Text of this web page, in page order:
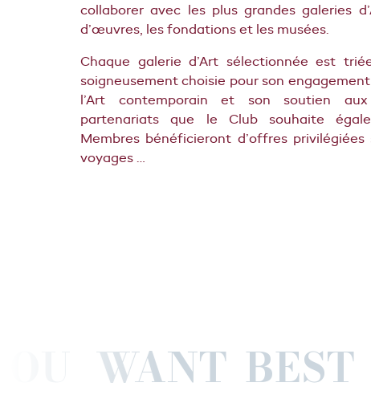
collaborer avec les plus grandes galeries
d’œuvres, les fondations et les musées.
Chaque galerie d’Art sélectionnée est
soigneusement choisie pour son
l’Art contemporain et son soutien
partenariats que le Club souhaite
Membres bénéficieront d’offres privilégiées
voyages …
YOU WANT